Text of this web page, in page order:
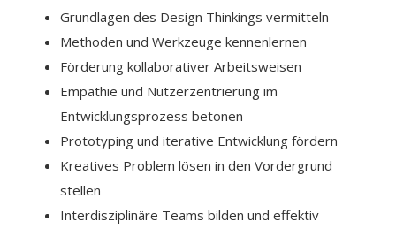
Grundlagen des Design Thinkings vermitteln
Methoden und Werkzeuge kennenlernen
Förderung kollaborativer Arbeitsweisen
Empathie und Nutzerzentrierung im
Entwicklungsprozess betonen
Prototyping und iterative Entwicklung fördern
Kreatives Problem lösen in den Vordergrund
stellen
Interdisziplinäre Teams bilden und effektiv